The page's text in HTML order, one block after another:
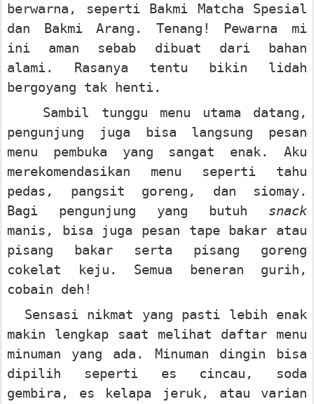
berwarna, seperti Bakmi Matcha Spesial
dan Bakmi Arang. Tenang! Pewarna mi
ini aman sebab dibuat dari bahan
alami. Rasanya tentu bikin lidah
bergoyang tak henti.
Sambil tunggu menu utama datang,
pengunjung juga bisa langsung pesan
menu pembuka yang sangat enak. Aku
merekomendasikan menu seperti tahu
pedas, pangsit goreng, dan siomay.
Bagi pengunjung yang butuh snack
manis, bisa juga pesan tape bakar atau
pisang bakar serta pisang goreng
cokelat keju. Semua beneran gurih,
cobain deh!
Sensasi nikmat yang pasti lebih enak
makin lengkap saat melihat daftar menu
minuman yang ada. Minuman dingin bisa
dipilih seperti es cincau, soda
gembira, es kelapa jeruk, atau varian